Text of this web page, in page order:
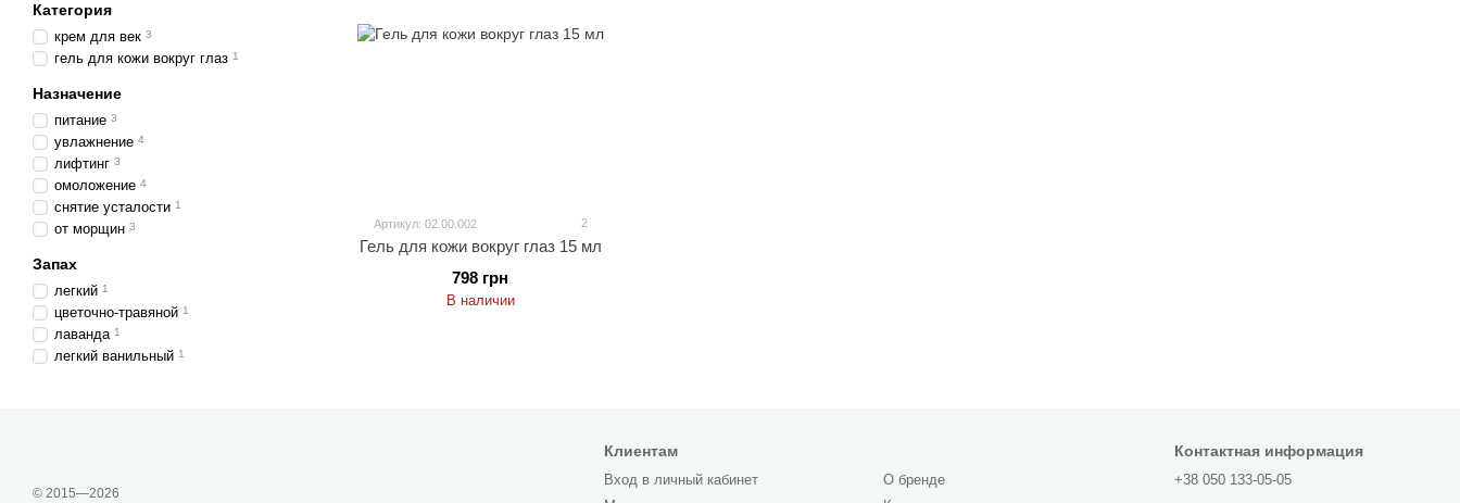
Артикул: 02.00.002 2
Гель для кожи вокруг глаз 15 мл
798 грн
В наличии
Категория
крем для век 3
гель для кожи вокруг глаз 1
Назначение
питание 3
увлажнение 4
лифтинг 3
омоложение 4
снятие усталости 1
от морщин 3
Запах
легкий 1
цветочно-травяной 1
лаванда 1
легкий ванильный 1
© 2015—2026
Клиентам
Вход в личный кабинет
О бренде
Контактная информация
+38 050 133-05-05